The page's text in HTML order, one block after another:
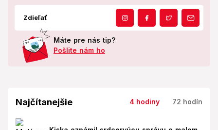
Zdieľať
Máte pre nás tip?
Pošlite nám ho
Najčítanejšie 4 hodiny 72 hodín